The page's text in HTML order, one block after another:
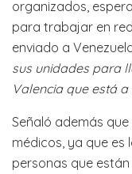
organizados,
para trabajar en
enviado a
sus unidades para
Valencia que está
Señaló además
médicos, ya que es
personas que